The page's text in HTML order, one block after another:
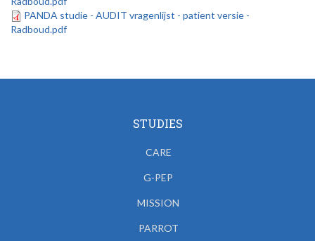
PANDA studie - AUDIT vragenlijst - patient versie -
Radboud.pdf
STUDIES
CARE
G-PEP
MISSION
PARROT